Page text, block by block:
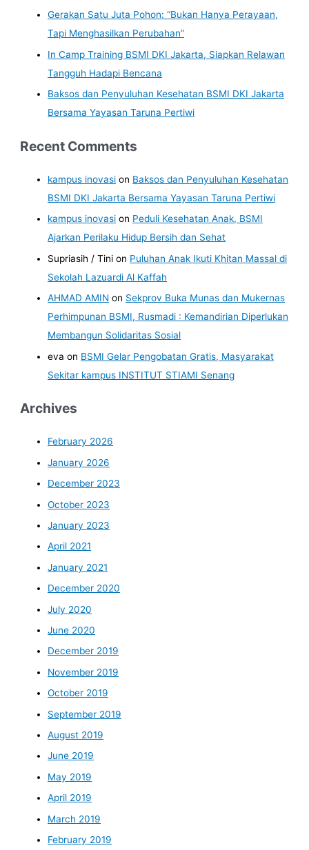
Gerakan Satu Juta Pohon: “Bukan Hanya Perayaan,
Tapi Menghasilkan Perubahan”
In Camp Training BSMI DKI Jakarta, Siapkan Relawan
Tangguh Hadapi Bencana
Baksos dan Penyuluhan Kesehatan BSMI DKI Jakarta
Bersama Yayasan Taruna Pertiwi
Recent Comments
kampus inovasi on Baksos dan Penyuluhan Kesehatan
BSMI DKI Jakarta Bersama Yayasan Taruna Pertiwi
kampus inovasi on Peduli Kesehatan Anak, BSMI
Ajarkan Perilaku Hidup Bersih dan Sehat
Supriasih / Tini on Puluhan Anak Ikuti Khitan Massal di
Sekolah Lazuardi Al Kaffah
AHMAD AMIN on Sekprov Buka Munas dan Mukernas
Perhimpunan BSMI, Rusmadi : Kemandirian Diperlukan
Membangun Solidaritas Sosial
eva on BSMI Gelar Pengobatan Gratis, Masyarakat
Sekitar kampus INSTITUT STIAMI Senang
Archives
February 2026
January 2026
December 2023
October 2023
January 2023
April 2021
January 2021
December 2020
July 2020
June 2020
December 2019
November 2019
October 2019
September 2019
August 2019
June 2019
May 2019
April 2019
March 2019
February 2019